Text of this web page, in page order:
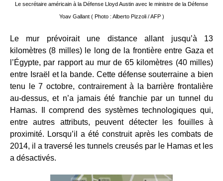
Le secrétaire américain à la Défense Lloyd Austin avec le ministre de la Défense
Yoav Gallant ( Photo : Alberto Pizzoli / AFP )
Le mur prévoirait une distance allant jusqu’à 13
kilomètres (8 milles) le long de la frontière entre Gaza et
l’Égypte, par rapport au mur de 65 kilomètres (40 milles)
entre Israël et la bande. Cette défense souterraine a bien
tenu le 7 octobre, contrairement à la barrière frontalière
au-dessus, et n’a jamais été franchie par un tunnel du
Hamas. Il comprend des systèmes technologiques qui,
entre autres attributs, peuvent détecter les fouilles à
proximité. Lorsqu’il a été construit après les combats de
2014, il a traversé les tunnels creusés par le Hamas et les
a désactivés.